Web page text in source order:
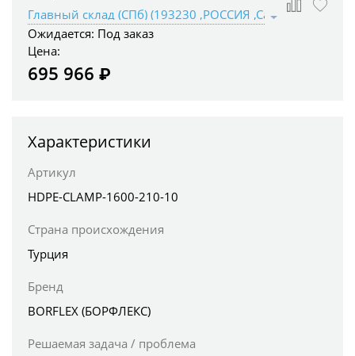
Ожидается: Под заказ
Цена:
695 966 ₽
Характеристики
Артикул
HDPE-CLAMP-1600-210-10
Страна происхождения
Турция
Бренд
BORFLEX (БОРФЛЕКС)
Решаемая задача / проблема